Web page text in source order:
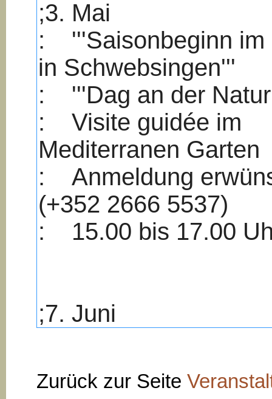
Zurück zur Seite